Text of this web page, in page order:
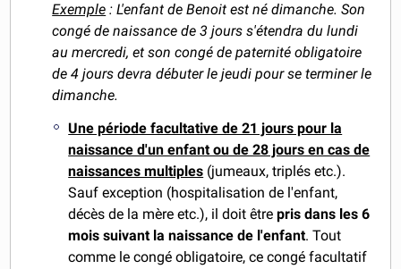
Exemple : L'enfant de Benoit est né dimanche. Son
congé de naissance de 3 jours s'étendra du lundi
au mercredi, et son congé de paternité obligatoire
de 4 jours devra débuter le jeudi pour se terminer le
dimanche.
Une période facultative de 21 jours pour la
naissance d'un enfant ou de 28 jours en cas de
naissances multiples (jumeaux, triplés etc.).
Sauf exception (hospitalisation de l'enfant,
décès de la mère etc.), il doit êtrepris dans les 6
mois suivant la naissance de l'enfant. Tout
comme le congé obligatoire, ce congé facultatif